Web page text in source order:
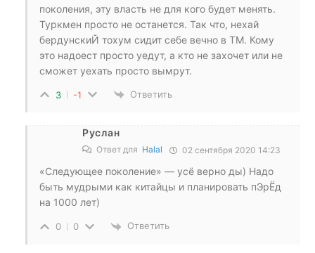
поколения, эту власть не для кого будет менять.
Туркмен просто не останется. Так что, нехай
бердунскиЙ тохум сидит себе вечно в ТМ. Кому
это надоест просто уедут, а кто не захочет или не
сможет уехать просто вымрут.
3 -1 Ответить
Руслан
Ответ для Halal 02 сентября 2020 14:23
«Следующее поколение» — усё верно ды) Надо
быть мудрыми как китайцы и планировать пЭрЁд
на 1000 лет)
0 0 Ответить